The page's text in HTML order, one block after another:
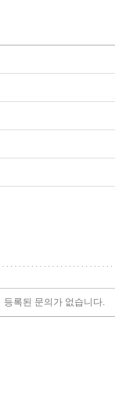
등록된 문의가 없습니다.